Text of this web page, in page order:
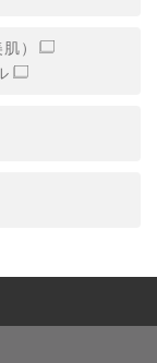
部を外部の業
情報の取り扱
法令により認
、取得情報を
）